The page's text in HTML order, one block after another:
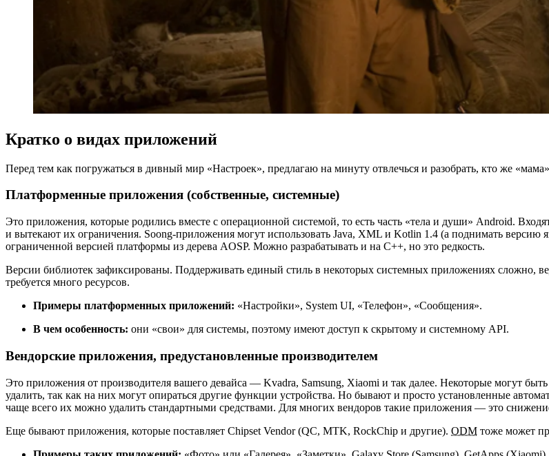
Кратко о видах приложений
Перед тем как погружаться в дивный мир «Настроек», предлагаю на минуту отвлечься и разобрать, кто же
Платформенные приложения (собственные, системные)
Это приложения, которые родились вместе с операционной системой, то есть часть «тела и души» Android.
и вытекают их ограничения. Soong-приложения могут использовать Java, XML и Kotlin 1.4 (а поднимать версию
ограниченной версией платформы из дерева AOSP. Можно разрабатывать и на С++, но это редкость.
Версии библиотек зафиксированы. Поддерживать единый стиль в некоторых системных приложениях сложно,
требуется много ресурсов.
Примеры платформенных приложений: «Настройки», System UI, «Телефон», «Сообщения».
В чем особенность: они «свои» для системы, поэтому имеют доступ к скрытому и системному API.
Вендорские приложения, предустановленные производителем
Это приложения от производителя вашего девайса — Kvadra, Samsung, Xiaomi и так далее. Некоторые могут
удалить, так как на них могут опираться другие функции устройства. Но бывают и просто установленные
чаще всего их можно удалить стандартными средствами. Для многих вендоров такие приложения — это
Еще бывают приложения, которые поставляет Chipset Vendor (QC, MTK, RockChip и другие). ODM тоже может